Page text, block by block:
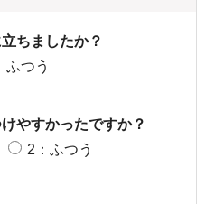
ちましたか？
ふつう
やすかったですか？
2：ふつう